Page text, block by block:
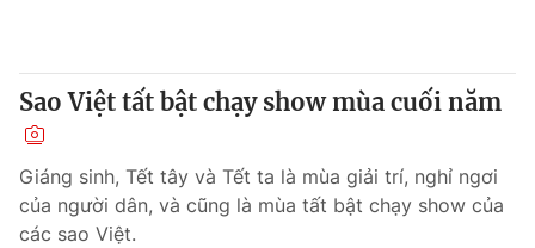
Chuyên mục khác
Emagazine
Photo Infographic
Sao Việt tất bật chạy show mùa cuối năm
Giáng sinh, Tết tây và Tết ta là mùa giải trí, nghỉ ngơi
của người dân, và cũng là mùa tất bật chạy show của
các sao Việt.